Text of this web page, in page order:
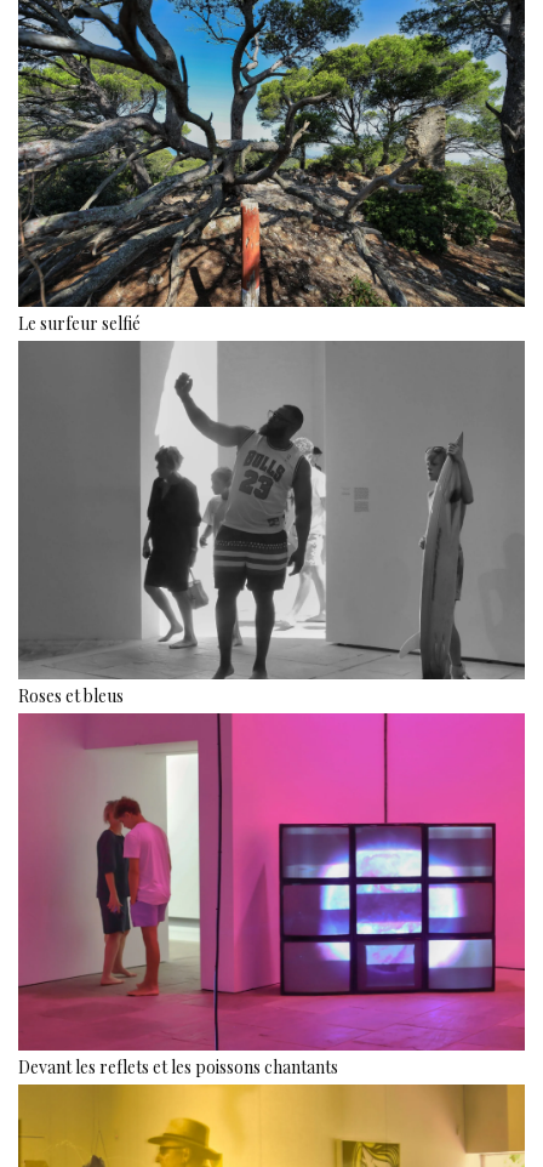
Le surfeur selfié
Roses et bleus
Devant les reflets et les poissons chantants